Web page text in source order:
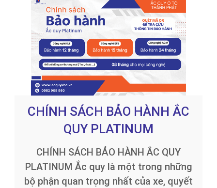
CHÍNH SÁCH BẢO HÀNH ẮC
QUY PLATINUM
CHÍNH SÁCH BẢO HÀNH ẮC QUY
PLATINUM Ắc quy là một trong những
bộ phận quan trọng nhất của xe, quyết